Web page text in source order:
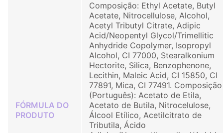
FÓRMULA DO
PRODUTO
Composição: Ethyl Acetate, Butyl
Acetate, Nitrocellulose, Alcohol,
Acetyl Tributyl Citrate, Adipic
Acid/Neopentyl Glycol/Trimellitic
Anhydride Copolymer, Isopropyl
Alcohol, CI 77000, Stearalkonium
Hectorite, Silica, Benzophenone,
Lecithin, Maleic Acid, CI 15850, CI
77891, Mica, CI 77491. Composição
(Português): Acetato de Etila,
Acetato de Butila, Nitrocelulose,
Álcool Etílico, Acetilcitrato de
Tributila, Ácido